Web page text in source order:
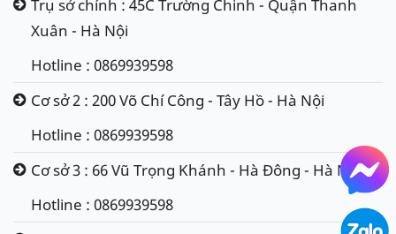
Trụ sở chính : 45C Trường Chinh - Quận Thanh
Xuân - Hà Nội
Hotline : 0869939598
Cơ sở 2 : 200 Võ Chí Công - Tây Hồ - Hà Nội
Hotline : 0869939598
Cơ sở 3 : 66 Vũ Trọng Khánh - Hà Đông - Hà Nội
Hotline : 0869939598